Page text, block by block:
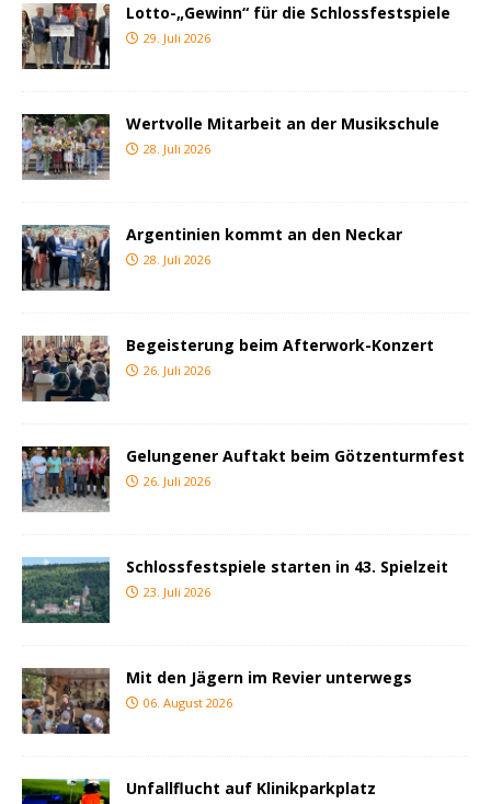
Lotto-„Gewinn“ für die Schlossfestspiele
29. Juli 2026
Wertvolle Mitarbeit an der Musikschule
28. Juli 2026
Argentinien kommt an den Neckar
28. Juli 2026
Begeisterung beim Afterwork-Konzert
26. Juli 2026
Gelungener Auftakt beim Götzenturmfest
26. Juli 2026
Schlossfestspiele starten in 43. Spielzeit
23. Juli 2026
Mit den Jägern im Revier unterwegs
06. August 2026
Unfallflucht auf Klinikparkplatz